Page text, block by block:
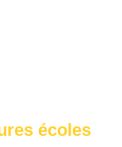
écoles